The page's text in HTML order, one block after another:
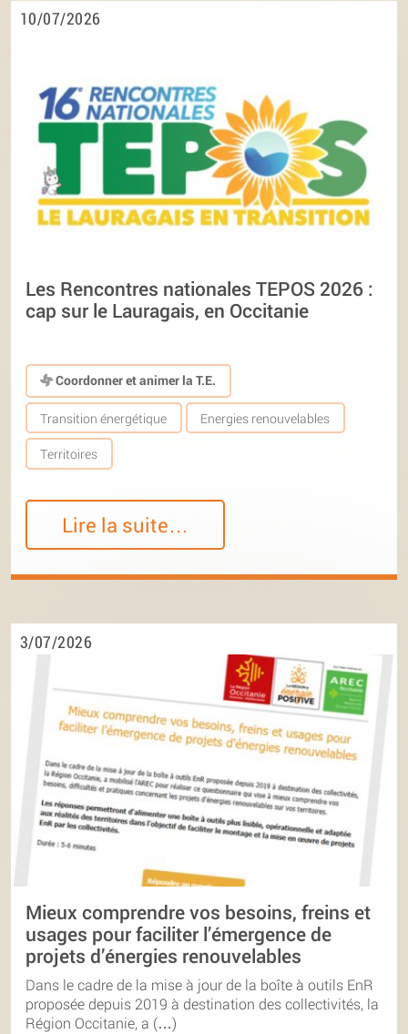
10/07/2026
Les Rencontres nationales TEPOS 2026 :
cap sur le Lauragais, en Occitanie
Coordonner et animer la T.E.
Transition énergétique Energies renouvelables
Territoires
Lire la suite…
3/07/2026
Mieux comprendre vos besoins, freins et
usages pour faciliter l’émergence de
projets d’énergies renouvelables
Dans le cadre de la mise à jour de la boîte à outils EnR
proposée depuis 2019 à destination des collectivités, la
Région Occitanie, a (…)